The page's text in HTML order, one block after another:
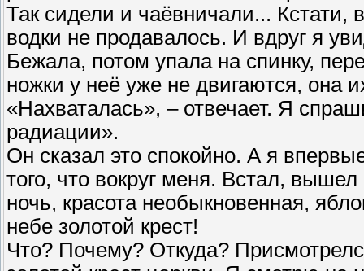
Так сидели и чаёвничали...
водки не продавалось. И вдруг я
Бежала, потом упала на спинку,
ножки у неё уже не двигаются, она
«Нахваталась», – отвечает. Я
радиации».
Он сказал это спокойно. А я
того, что вокруг меня. Встал,
ночь, красота необыкновенная,
небе золотой крест!
Что? Почему? Откуда?